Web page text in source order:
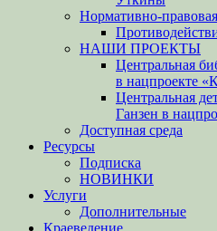
Нормативно-правовая
НАШИ ПРОЕКТЫ
Центральная
в нацпроекте
Центральная
Ганзен в
Доступная среда
Ресурсы
Подписка
НОВИНКИ
Услуги
Дополнительные
Краеведение